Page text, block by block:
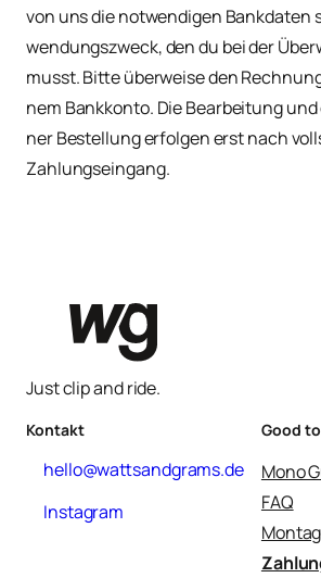
von uns die not­wen­di­gen Bank­da­ten
wen­dungs­zweck, den du bei der
musst. Bit­te über­wei­se den
nem Bank­kon­to. Die Bear­bei­tung
ner Bestel­lung erfol­gen erst nach
Zahlungseingang.
Just clip and ride.
Kontakt
hello@wattsandgrams.de
Instagram
Good
Mono
FAQ